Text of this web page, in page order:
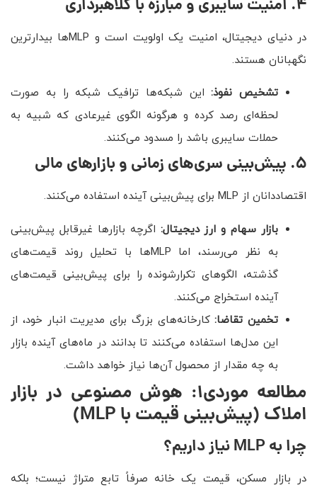
۴. امنیت سایبری و مبارزه با کلاهبرداری
در دنیای دیجیتال، امنیت یک اولویت است و MLPها بیدارترین
نگهبانان هستند.
تشخیص نفوذ: این شبکه‌ها ترافیک شبکه را به صورت
لحظه‌ای رصد کرده و هرگونه الگوی غیرعادی که شبیه به
حملات سایبری باشد را مسدود می‌کنند.
۵. پیش‌بینی سری‌های زمانی و بازارهای مالی
اقتصاددانان از MLP برای پیش‌بینی آینده استفاده می‌کنند.
بازار سهام و ارز دیجیتال: اگرچه بازارها غیرقابل پیش‌بینی
به نظر می‌رسند، اما MLPها با تحلیل روند قیمت‌های
گذشته، الگوهای تکرارشونده را برای پیش‌بینی قیمت‌های
آینده استخراج می‌کنند.
تخمین تقاضا:کارخانه‌های بزرگ برای مدیریت انبار خود، از
این مدل‌ها استفاده می‌کنند تا بدانند در ماه‌های آینده بازار
به چه مقدار از محصول آن‌ها نیاز خواهد داشت.
مطالعه موردی1: هوش مصنوعی در بازار
املاک (پیش‌بینی قیمت با )
چرا به نیاز داریم؟
در بازار مسکن، قیمت یک خانه صرفاً تابع متراژ نیست؛ بلکه